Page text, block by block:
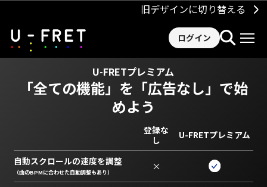
旧デザインに切り替える
ログイン
U-FRETプレミアム
「全ての機能」を 「広告なし」で始
めよう
登録な
し
U-FRETプレミアム
自動スクロールの速度を調整
（曲のBPMに合わせた自動調整もあり） ×